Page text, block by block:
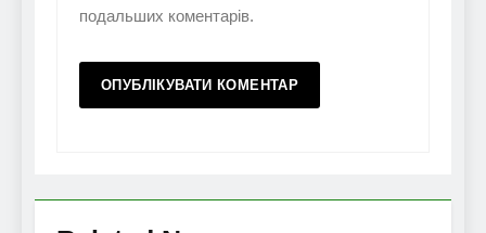
подальших коментарів.